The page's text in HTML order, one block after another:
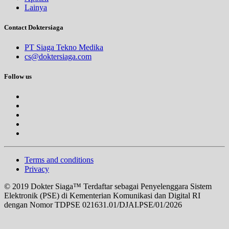
Jam 08:00 - 10:00
Jam 16:00 - 18:00
BPJS
Kamis, 03/09/2026
BPJS
Kamis, 03/09/2026
Jam 13:00 - 16:00
EKSEKUTIF
Kamis, 03/09/2026
Jam 16:00 - 18:00
Jumat, 04/09/2026
Jam 09:00 - 12:00
Lainya
Contact Doktersiaga
PT Siaga Tekno Medika
cs@doktersiaga.com
Follow us
Terms and conditions
Privacy
© 2019 Dokter Siaga™ Terdaftar sebagai Penyelenggara Sistem
Elektronik (PSE) di Kementerian Komunikasi dan Digital RI
dengan Nomor TDPSE 021631.01/DJAI.PSE/01/2026